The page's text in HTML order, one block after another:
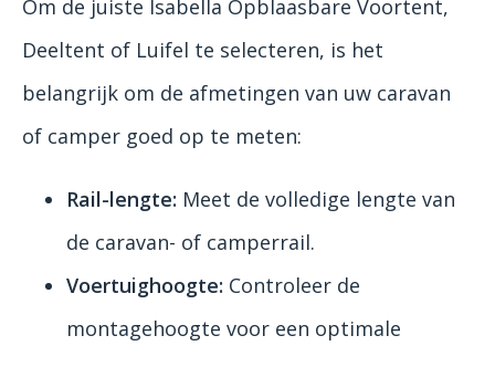
Om de juiste Isabella Opblaasbare Voortent,
Deeltent of Luifel te selecteren, is het
belangrijk om de afmetingen van uw caravan
of camper goed op te meten:
Rail-lengte: Meet de volledige lengte van
de caravan- of camperrail.
Voertuighoogte: Controleer de
montagehoogte voor een optimale